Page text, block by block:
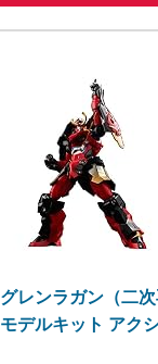
レンラガン（二
デルキット アク